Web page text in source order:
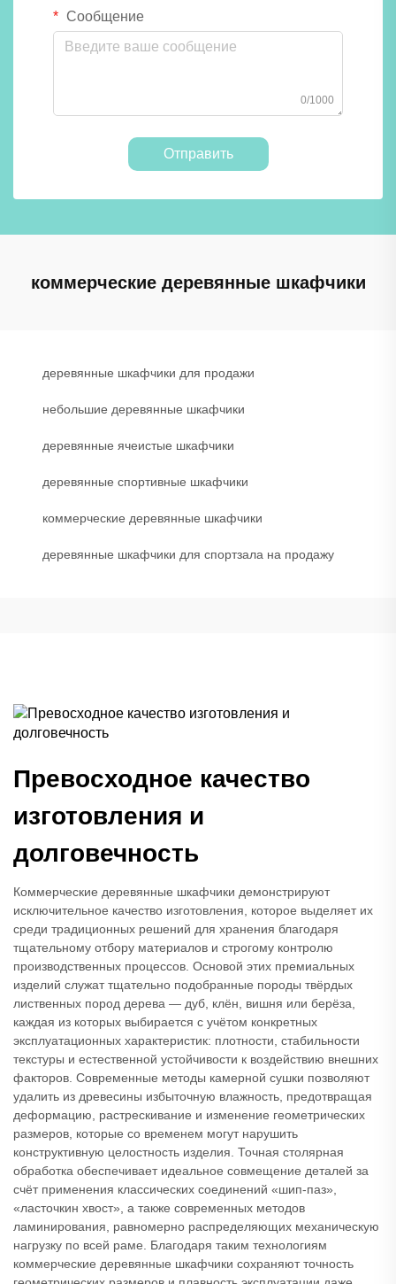
Сообщение
0/1000
Отправить
коммерческие деревянные шкафчики
деревянные шкафчики для продажи
небольшие деревянные шкафчики
деревянные ячеистые шкафчики
деревянные спортивные шкафчики
коммерческие деревянные шкафчики
деревянные шкафчики для спортзала на продажу
Превосходное качество
изготовления и
долговечность
Коммерческие деревянные шкафчики демонстрируют
исключительное качество изготовления, которое выделяет их
среди традиционных решений для хранения благодаря
тщательному отбору материалов и строгому контролю
производственных процессов. Основой этих премиальных
изделий служат тщательно подобранные породы твёрдых
лиственных пород дерева — дуб, клён, вишня или берёза,
каждая из которых выбирается с учётом конкретных
эксплуатационных характеристик: плотности, стабильности
текстуры и естественной устойчивости к воздействию внешних
факторов. Современные методы камерной сушки позволяют
удалить из древесины избыточную влажность, предотвращая
деформацию, растрескивание и изменение геометрических
размеров, которые со временем могут нарушить
конструктивную целостность изделия. Точная столярная
обработка обеспечивает идеальное совмещение деталей за
счёт применения классических соединений «шип-паз»,
«ласточкин хвост», а также современных методов
ламинирования, равномерно распределяющих механическую
нагрузку по всей раме. Благодаря таким технологиям
коммерческие деревянные шкафчики сохраняют точность